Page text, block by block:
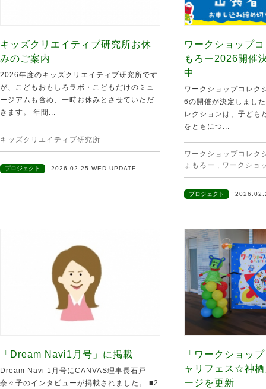
キッズクリエイティブ研究所お休
みのご案内
2026年度のキッズクリエイティブ研究所です
が、こどもおもしろラボ・こどもだけのミュ
ージアムも含め、一時お休みとさせていただ
きます。 年間...
キッズクリエイティブ研究所
プロジェクト 2026.02.25 WED UPDATE
ワークショップ
もろー2026開催
中
ワークショップコレク
6の開催が決定しまし
レクションは、子ども
をともにつ...
ワークショップコレク
ょもろー , ワークショ
プロジェクト
「Dream Navi1月号」に掲載
Dream Navi 1月号にCANVAS理事長石戸
奈々子のインタビューが掲載されました。 ■2
「ワークショッ
ャリフェス☆神
ージを更新